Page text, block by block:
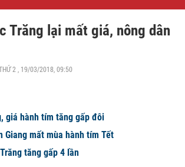
Trăng lại mất giá, nông dân
2 , 19/03/2018, 09:50
giá hành tím tăng gấp đôi
Giang mất mùa hành tím Tết
tăng gấp 4 lần